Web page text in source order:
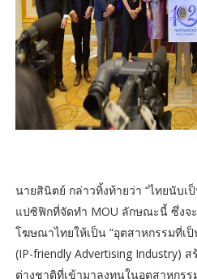
นายสินิตย์ กล่าวทิ้งท้ายว่า “ไทยนับเ
แปซิฟิกที่จัดทำ MOU ลักษณะนี้ ซึ่งจ
โฆษณาไทยให้เป็น “อุตสาหกรรมที่
(IP-friendly Advertising Industry)
ต่างชาติที่เข้ามาลงทุนในอุตสาหกร